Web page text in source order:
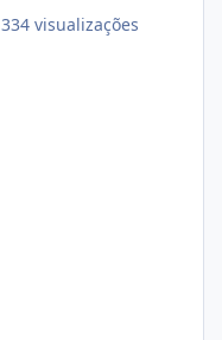
334 visualizações